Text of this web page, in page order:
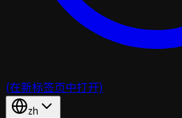
(在新标签页中打开)
zh